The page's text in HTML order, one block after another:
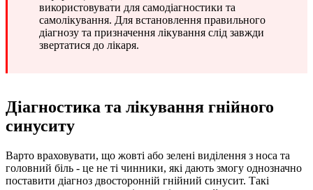
використовувати для самодіагностики та
самолікування. Для встановлення правильного
діагнозу та призначення лікування слід завжди
звертатися до лікаря.
Діагностика та лікування гнійного
синуситу
Варто враховувати, що жовті або зелені виділення з носа та
головний біль - це не ті чинники, які дають змогу однозначно
поставити діагноз двосторонній гнійний синусит. Такі